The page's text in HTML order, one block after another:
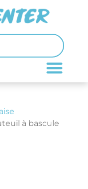
à bascule